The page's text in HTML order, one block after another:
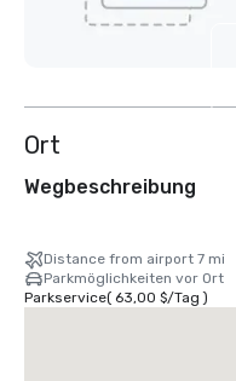
Ort
Wegbeschreibung
Distance from airport 7 mi
Parkmöglichkeiten vor Ort
Parkservice( 63,00 $/Tag )